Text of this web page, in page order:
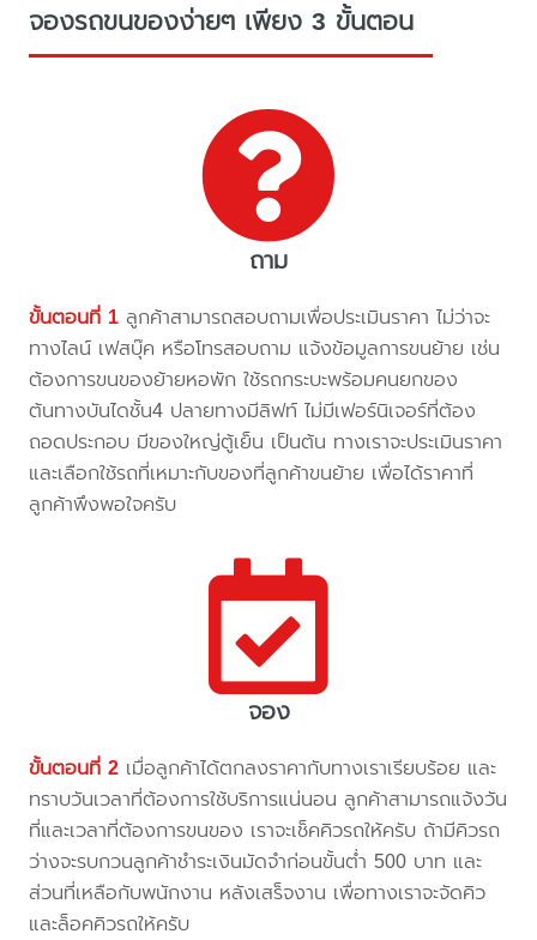
จองรถขนของง่ายๆ เพียง 3 ขั้นตอน
ถาม
ขั้นตอนที่ 1 ลูกค้าสามารถสอบถามเพื่อประเมินราคา ไม่ว่าจะ
ทางไลน์ เฟสบุ๊ค หรือโทรสอบถาม แจ้งข้อมูลการขนย้าย เช่น
ต้องการขนของย้ายหอพัก ใช้รถกระบะพร้อมคนยกของ
ต้นทางบันไดชั้น4 ปลายทางมีลิฟท์ ไม่มีเฟอร์นิเจอร์ที่ต้อง
ถอดประกอบ มีของใหญ่ตู้เย็น เป็นต้น ทางเราจะประเมินราคา
และเลือกใช้รถที่เหมาะกับของที่ลูกค้าขนย้าย เพื่อได้ราคาที่
ลูกค้าพึงพอใจครับ
จอง
ขั้นตอนที่ 2 เมื่อลูกค้าได้ตกลงราคากับทางเราเรียบร้อย และ
ทราบวันเวลาที่ต้องการใช้บริการแน่นอน ลูกค้าสามารถแจ้งวัน
ที่และเวลาที่ต้องการขนของ เราจะเช็คคิวรถให้ครับ ถ้ามีคิวรถ
ว่างจะรบกวนลูกค้าชำระเงินมัดจำก่อนขั้นต่ำ 500 บาท และ
ส่วนที่เหลือกับพนักงาน หลังเสร็จงาน เพื่อทางเราจะจัดคิว
และล็อคคิวรถให้ครับ